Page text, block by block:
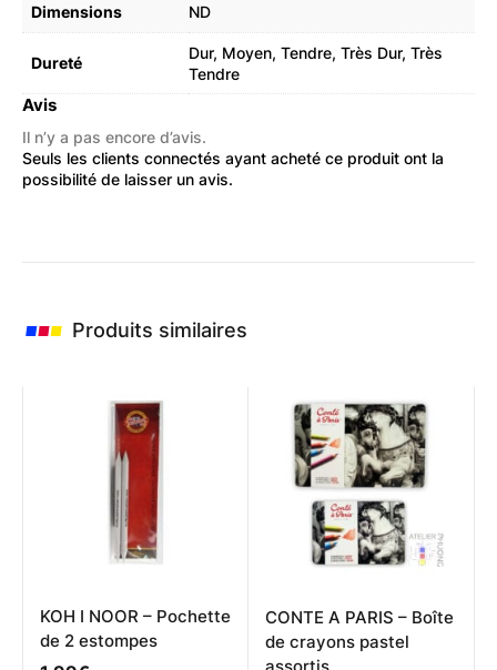
Dimensions ND
Dureté
Dur, Moyen, Tendre, Très Dur, Très
Tendre
Avis
Il n’y a pas encore d’avis.
Seuls les clients connectés ayant acheté ce produit ont la
possibilité de laisser un avis.
Produits similaires
KOH I NOOR – Pochette
de 2 estompes
CONTE A PARIS – Boîte
de crayons pastel